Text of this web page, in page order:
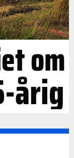
om
årig